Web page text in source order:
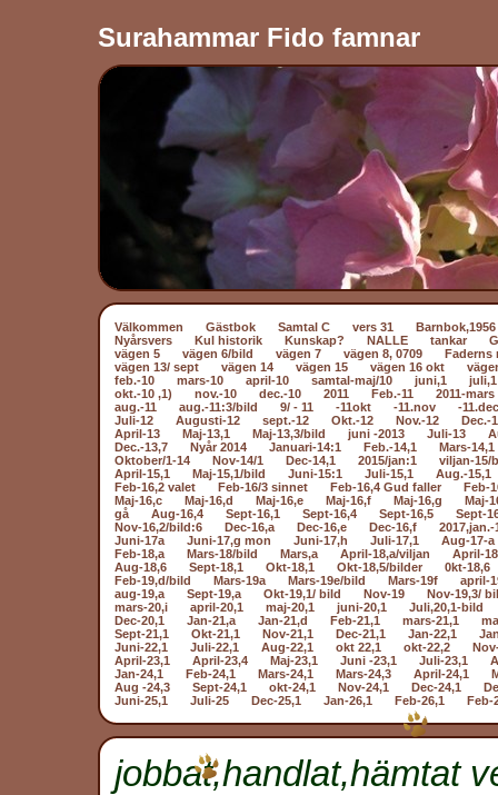
Surahammar Fido famnar
Välkommen Gästbok Samtal C vers 31
Barnbok,1956
Nyårsvers
Kul historik Kunskap? NALLE tankar
vägen 5
vägen 6/bild vägen 7 vägen 8, 0709
Faderns
vägen 13/ sept
vägen 14 vägen 15 vägen 16 okt
feb.-10
mars-10 april-10 samtal-maj/10 juni,1
juli,1
okt.-10 ,1)
nov.-10 dec.-10 2011 Feb.-11
2011-mars
aug.-11
aug.-11:3/bild 9/ - 11 -11okt -11.nov
-
Juli-12
Augusti-12 sept.-12 Okt.-12 Nov.-12
Dec.-
April-13
Maj-13,1 Maj-13,3/bild juni -2013 Juli-13
Dec.-13,7
Nyår 2014 Januari-14:1 Feb.-14,1
Mars-14,1
Oktober/1-14
Nov-14/1 Dec-14,1 2015/jan:1
viljan-15/
April-15,1
Maj-15,1/bild Juni-15:1 Juli-15,1
Aug.-15,1
Feb-16,2 valet
Feb-16/3 sinnet Feb-16,4 Gud faller
Feb-
Maj-16,c
Maj-16,d Maj-16,e Maj-16,f Maj-16,g
Maj-
gå
Aug-16,4 Sept-16,1 Sept-16,4 Sept-16,5
Sept-
Nov-16,2/bild:6
Dec-16,a Dec-16,e Dec-16,f
2017,jan.-
Juni-17a
Juni-17,g mon Juni-17,h Juli-17,1
Aug-17-a
Feb-18,a
Mars-18/bild Mars,a April-18,a/viljan
April-
Aug-18,6
Sept-18,1 Okt-18,1 Okt-18,5/bilder
0kt-18,6
Feb-19,d/bild
Mars-19a Mars-19e/bild Mars-19f
april-
aug-19,a
Sept-19,a Okt-19,1/ bild Nov-19
Nov-19,3/
mars-20,i
april-20,1 maj-20,1 juni-20,1
Juli,20,1-bild
Dec-20,1
Jan-21,a Jan-21,d Feb-21,1 mars-21,1
Sept-21,1
Okt-21,1 Nov-21,1 Dec-21,1 Jan-22,1
Juni-22,1
Juli-22,1 Aug-22,1 okt 22,1 okt-22,2
April-23,1
April-23,4 Maj-23,1 Juni -23,1 Juli-23,1
Jan-24,1
Feb-24,1 Mars-24,1 Mars-24,3 April-24,1
Aug -24,3
Sept-24,1 okt-24,1 Nov-24,1 Dec-24,1
Juni-25,1
Juli-25 Dec-25,1 Jan-26,1 Feb-26,1 Feb-
jobbat,handlat,hämtat